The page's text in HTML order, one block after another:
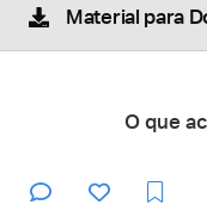
Material para
O que